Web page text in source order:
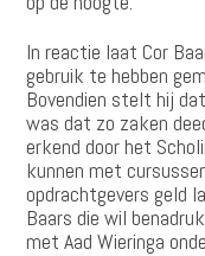
In reactie laat Cor
gebruik te hebben
Bovendien stelt hij
was dat zo zaken
erkend door het
kunnen met
opdrachtgevers geld
Baars die wil
met Aad Wieringa